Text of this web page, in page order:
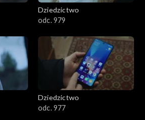
Dziedzictwo
odc. 979
Dziedzictwo
odc. 977